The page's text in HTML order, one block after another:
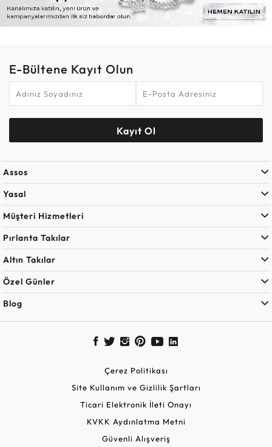
E-Bültene Kayıt Olun
Kayıt Ol
Assos
Yasal
Müşteri Hizmetleri
Pırlanta Takılar
Altın Takılar
Özel Günler
Blog
Çerez Politikası
Site Kullanım ve Gizlilik Şartları
Ticari Elektronik İleti Onayı
KVKK Aydınlatma Metni
Güvenli Alışveriş